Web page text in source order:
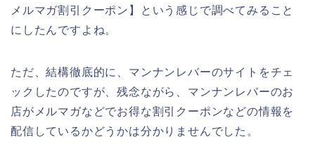
メルマガ割引クーポン】という感じで調べてみること
にしたんですよね。
ただ、結構徹底的に、マンナンレバーのサイトをチェ
ックしたのですが、残念ながら、マンナンレバーのお
店がメルマガなどでお得な割引クーポンなどの情報を
配信しているかどうかは分かりませんでした。